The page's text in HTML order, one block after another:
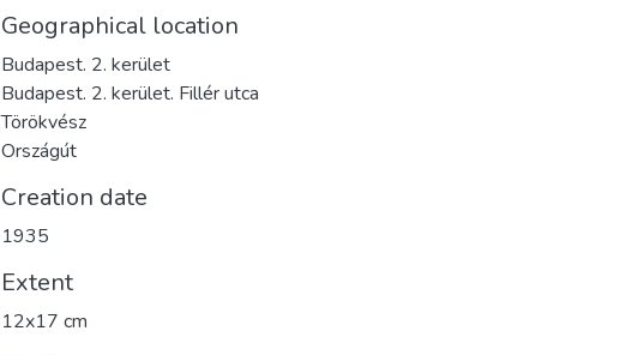
Geographical location
Budapest. 2. kerület
Budapest. 2. kerület. Fillér utca
Törökvész
Országút
Creation date
1935
Extent
12x17 cm